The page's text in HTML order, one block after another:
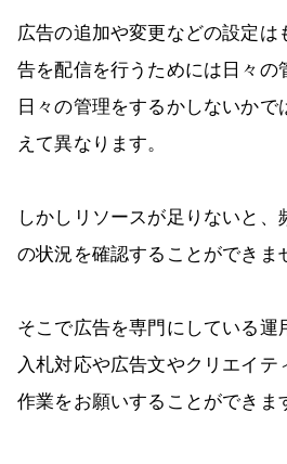
広告の追加や変更などの設定は
告を配信を行うためには日々の
日々の管理をするかしないか
えて異なります。
しかしリソースが足りないと、
の状況を確認することができま
そこで広告を専門にしている運
入札対応や広告文やクリエイテ
作業をお願いすることができま